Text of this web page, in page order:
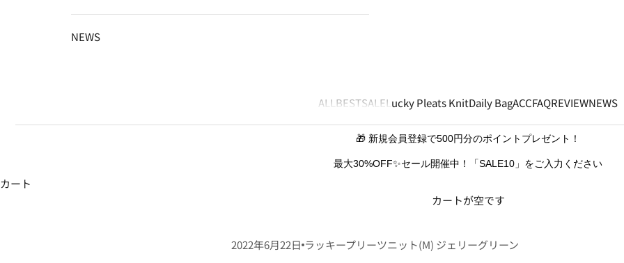
ALL BESTSALELucky Pleats KnitDaily BagACCFAQREVIEWNEWS
NEWS
🎁 新規会員登録で500円分のポイントプレゼント！
最大30%OFF✨セール開催中！「SALE10」をご入力ください
カート
カートが空です
2022年6月22日 ラッキープリーツニット(M) ジェリーグリーン